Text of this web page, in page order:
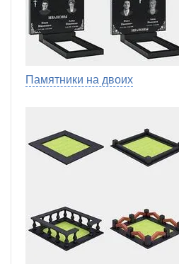
Памятники на двоих